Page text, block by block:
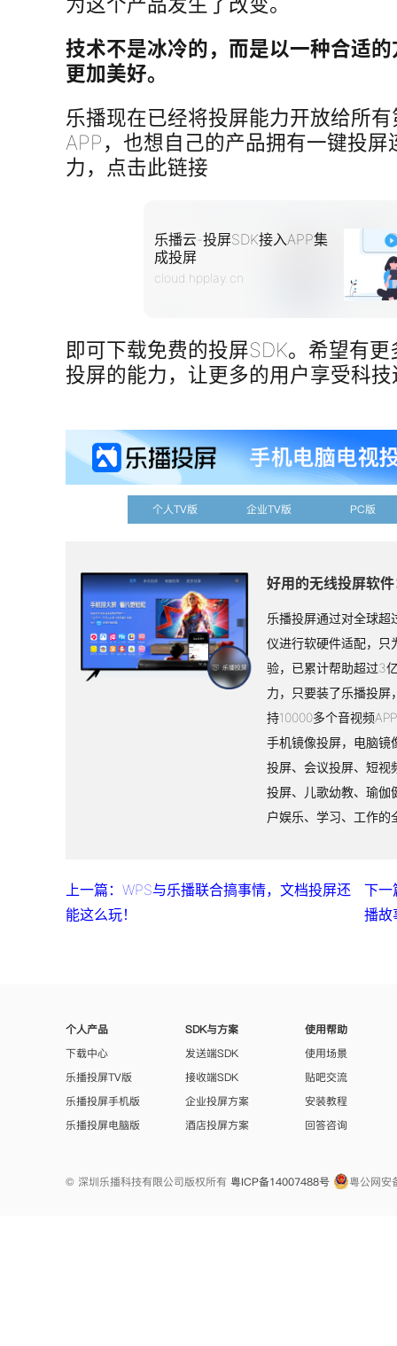
技术不是冰冷的，而是以一种合适
更加美好。
乐播现在已经将投屏能力开放给所
APP，也想自己的产品拥有一键投屏
力，点击此链接
乐播云-投屏SDK接入APP集
成投屏
cloud.hpplay.cn
即可下载免费的投屏SDK。希望有
投屏的能力，让更多的用户享受科
个人TV版 企业TV版 PC版
好用的无线投屏软
乐播投屏通过对全球超
仪进行软硬件适配，只
验，已累计帮助超过3
力，只要装了乐播投屏
持10000多个音视频
手机镜像投屏，电脑镜
投屏、会议投屏、短视
投屏、儿歌幼教、瑜伽
户娱乐、学习、工作的
上一篇：WPS与乐播联合搞事情，文档投屏还
能这么玩！
下一
播故
个人产品
下载中心
乐播投屏TV版
乐播投屏手机版
乐播投屏电脑版
SDK与方案
发送端SDK
接收端SDK
企业投屏方案
酒店投屏方案
使用帮助
使用场景
贴吧交流
安装教程
回答咨询
© 深圳乐播科技有限公司版权所有 粤ICP备14007488号 粤公网安